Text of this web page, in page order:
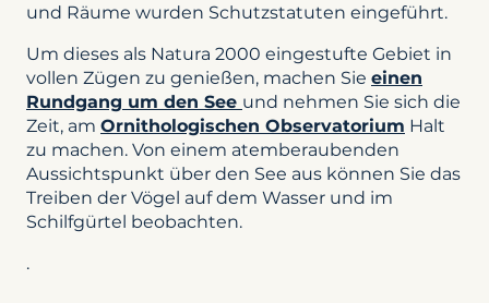
und Räume wurden Schutzstatuten eingeführt.
Um dieses als Natura 2000 eingestufte Gebiet in
vollen Zügen zu genießen, machen Sie einen
Rundgang um den See und nehmen Sie sich die
Zeit, am Ornithologischen Observatorium Halt
zu machen. Von einem atemberaubenden
Aussichtspunkt über den See aus können Sie das
Treiben der Vögel auf dem Wasser und im
Schilfgürtel beobachten.
.